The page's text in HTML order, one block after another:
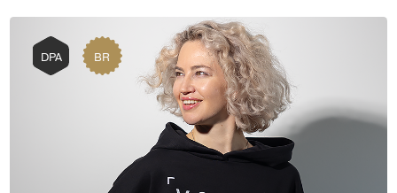
DPA BR